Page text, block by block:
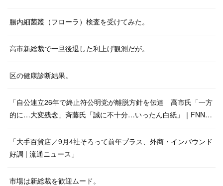
腸内細菌叢（フローラ）検査を受けてみた。
高市新総裁で一旦後退した利上げ観測だが。
区の健康診断結果。
「自公連立26年で終止符公明党が離脱方針を伝達 高市氏「一方
的に…大変残念」斉藤氏「誠に不十分…いったん白紙」｜FNN…
「大手百貨店／9月4社そろって前年プラス、外商・インバウンド
好調 | 流通ニュース」
市場は新総裁を歓迎ムード。